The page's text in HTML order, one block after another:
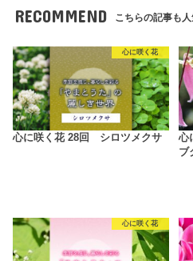
RECOMMEND こちらの記事も人
心に咲く花
心に咲く花 28回 シロツメクサ
心
ブ
心に咲く花